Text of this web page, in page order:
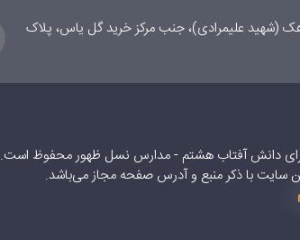
(شهید علیمرادی)، جنب مرکز خرید گل یاس، پلاک
دانش آفتاب هشتم - مدارس نسل ظهور محفوظ است.
سایت با ذکر منبع و آدرس صفحه مجاز می‌باشد.